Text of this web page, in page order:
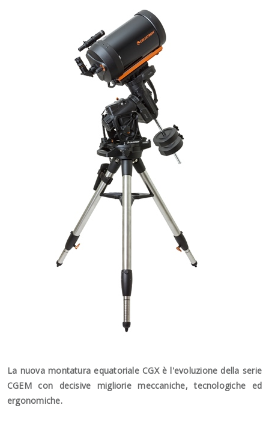
La nuova montatura equatoriale CGX è l'evoluzione della serie
CGEM con decisive migliorie meccaniche, tecnologiche ed
ergonomiche.